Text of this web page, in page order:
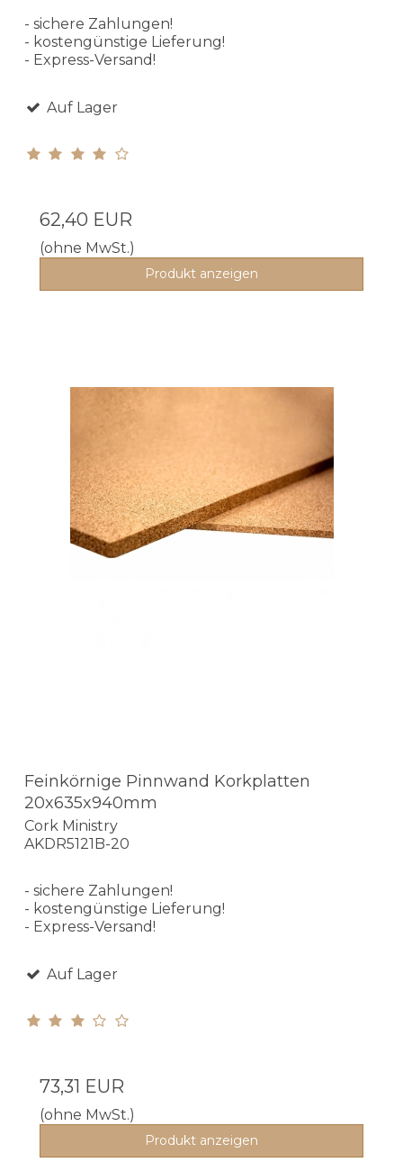
- sichere Zahlungen!
- kostengünstige Lieferung!
- Express-Versand!
Auf Lager
62,40 EUR
(ohne MwSt.)
Produkt anzeigen
Feinkörnige Pinnwand Korkplatten
20x635x940mm
Cork Ministry
AKDR5121B-20
- sichere Zahlungen!
- kostengünstige Lieferung!
- Express-Versand!
Auf Lager
73,31 EUR
(ohne MwSt.)
Produkt anzeigen